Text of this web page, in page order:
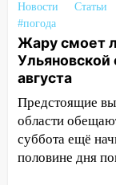
17:16
В
областной
новых
16:51 В
и проводят
В
Новости
Статьи
#погода
Жару смоет
августа
Предстоящие
области
суббота ещё
половине дня